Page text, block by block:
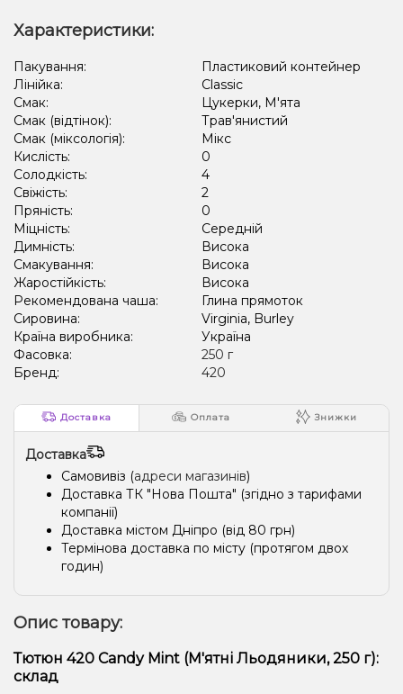
Кавун, Полуниця, Лід/Холодок, Малина
Лід/Холодок, Лемонграсс, Малина, Чорниця/Лохина
Лід/Холодок, Чорниця/Лохина
Виноград, Лайм, Лід/Холодок, Енергетик
Кавун, Лід/Холодок, Малина, Смородина
Лимон, Маракуя, Шампанське Лікер, Вершки/Крем
Мультифрукт, Овсянка/Пластівці Морозиво, Фісташки
Вафлі Фейхоа Цукерки Морозиво, Персик
Характеристики:
Пакування:
Пластиковий контейнер
Лінійка:
Classic
Смак:
Цукерки, М'ята
Смак (відтінок):
Трав'янистий
Смак (міксологія):
Мікс
Кислість:
0
Солодкість:
4
Свіжість:
2
Пряність:
0
Міцність:
Середній
Димність:
Висока
Смакування:
Висока
Жаростійкість:
Висока
Рекомендована чаша:
Глина прямоток
Сировина:
Virginia, Burley
Країна виробника:
Україна
Фасовка:
250 г
Бренд:
420
Доставка Оплата Знижки
Доставка
Самовивіз (адреси магазинів)
Доставка ТК "Нова Пошта" (згідно з тарифами
компанії)
Доставка містом Дніпро (від 80 грн)
Термінова доставка по місту (протягом двох
годин)
Опис товару:
Тютюн 420 Candy Mint (М'ятні Льодяники, 250 г):
склад